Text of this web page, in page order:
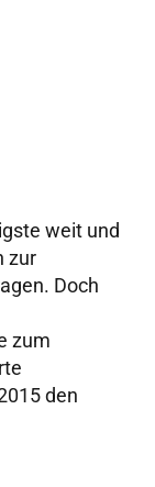
weit und
zur
Doch
zum
den